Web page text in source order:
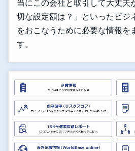
当にこの会社と取引して大丈夫
切な設定額は？」といったビジ
をおこなうために必要な情報を
す。